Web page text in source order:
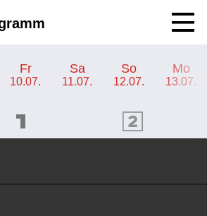
Fr
10.07.
Sa
11.07.
So
12.07.
Mo
13.07.
ORF 2 Programm